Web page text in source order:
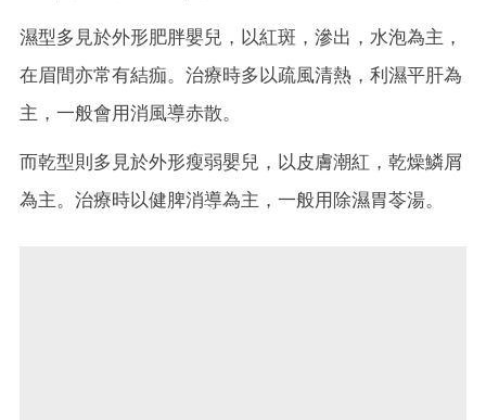
濕型多見於外形肥胖嬰兒，以紅斑，滲出，水泡為主，
在眉間亦常有結痂。治療時多以疏風清熱，利濕平肝為
主，一般會用消風導赤散。
而乾型則多見於外形瘦弱嬰兒，以皮膚潮紅，乾燥鱗屑
為主。治療時以健脾消導為主，一般用除濕胃苓湯。